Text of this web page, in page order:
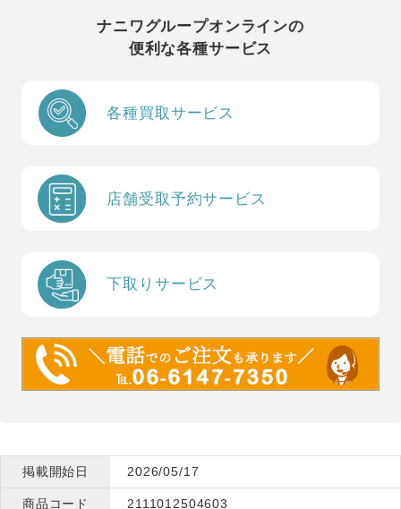
ナニワグループオンラインの
便利な各種サービス
各種買取サービス
店舗受取予約サービス
下取りサービス
掲載開始日 2026/05/17
商品コード 2111012504603